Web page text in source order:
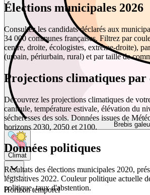
Brebis
Climat
Horizon temporel
Élections municipales 2026
Consultez les candidats déclarés aux
34 000 communes françaises. Filtrez par
centre, droite, écologistes, extrême-droite),
(urbain, périurbain, rural) et par taille de
Projections climatiques par
Découvrez les projections climatiques de
canicule, température estivale, élévation du
sécheresses des sols. Données issues de
horizons 2030, 2050 et 2100.
Données politiques
Résultats des élections municipales 2020,
législatives 2022. Couleur politique actuelle
politique, taux d'abstention.